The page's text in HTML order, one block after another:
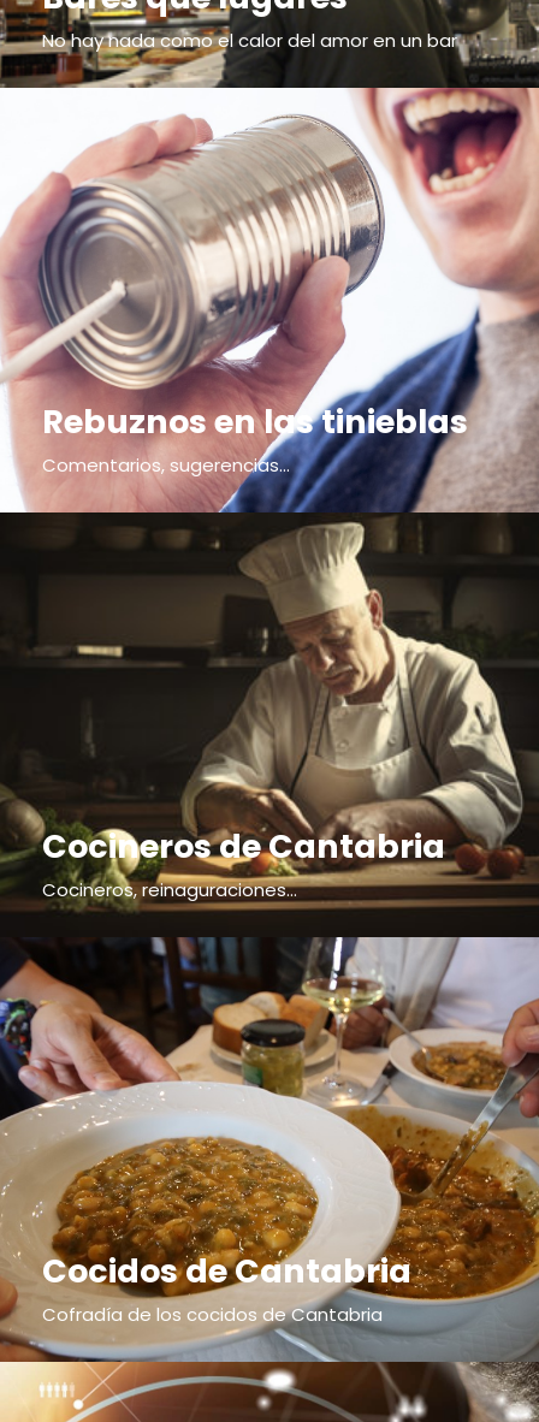
No hay nada como el calor del amor en un bar
Rebuznos en las tinieblas
Comentarios, sugerencias...
Cocineros de Cantabria
Cocineros, reinaguraciones...
Cocidos de Cantabria
Cofradía de los cocidos de Cantabria